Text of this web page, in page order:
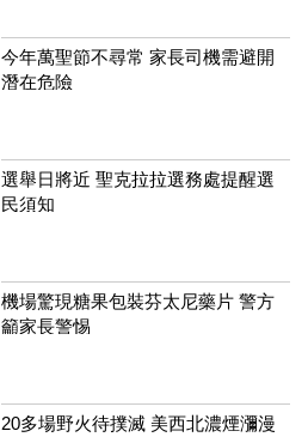
今年萬聖節不尋常 家長司機需避開
潛在危險
選舉日將近 聖克拉拉選務處提醒選
民須知
機場驚現糖果包裝芬太尼藥片 警方
籲家長警惕
20多場野火待撲滅 美西北濃煙瀰漫